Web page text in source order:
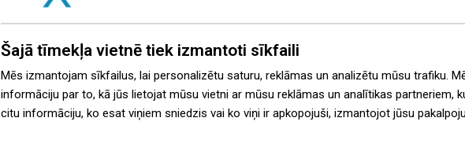
Šajā tīmekļa vietnē tiek izmantoti sīkfaili
Mēs izmantojam sīkfailus, lai personalizētu saturu, reklāmas un analizētu mūsu trafiku.
informāciju par to, kā jūs lietojat mūsu vietni ar mūsu reklāmas un analītikas partneriem,
citu informāciju, ko esat viņiem sniedzis vai ko viņi ir apkopojuši, izmantojot jūsu